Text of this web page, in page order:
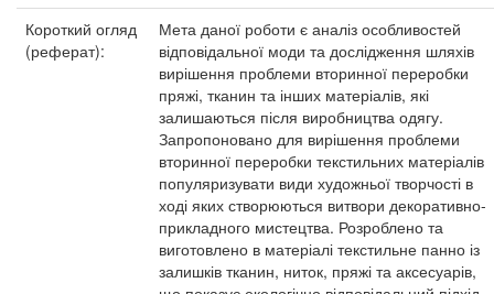
Короткий огляд
(реферат):
Мета даної роботи є аналіз особливостей
відповідальної моди та дослідження шляхів
вирішення проблеми вторинної переробки
пряжі, тканин та інших матеріалів, які
залишаються після виробництва одягу.
Запропоновано для вирішення проблеми
вторинної переробки текстильних матеріалів
популяризувати види художньої творчості в
ході яких створюються витвори декоративно-
прикладного мистецтва. Розроблено та
виготовлено в матеріалі текстильне панно із
залишків тканин, ниток, пряжі та аксесуарів,